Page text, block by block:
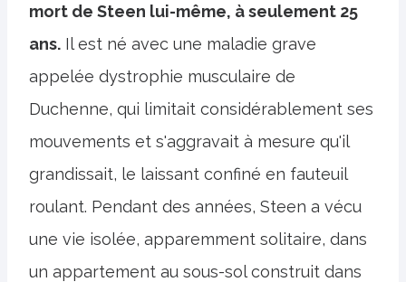
mort de Steen lui-même, à seulement 25
ans. Il est né avec une maladie grave
appelée dystrophie musculaire de
Duchenne, qui limitait considérablement ses
mouvements et s'aggravait à mesure qu'il
grandissait, le laissant confiné en fauteuil
roulant. Pendant des années, Steen a vécu
une vie isolée, apparemment solitaire, dans
un appartement au sous-sol construit dans